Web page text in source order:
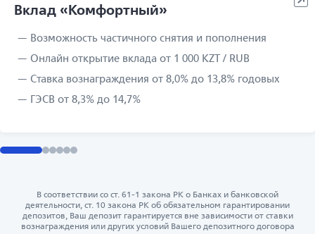
Вклад «Комфортный»
Возможность частичного снятия и пополнения
Онлайн открытие вклада от 1 000 KZT / RUB
Ставка вознаграждения от 8,0% до 13,8% годовых
ГЭСВ от 8,3% до 14,7%
В соответствии со ст. 61-1 закона РК о Банках и банковской
деятельности, ст. 10 закона РК об обязательном гарантировании
депозитов, Ваш депозит гарантируется вне зависимости от ставки
вознаграждения или других условий Вашего депозитного договора